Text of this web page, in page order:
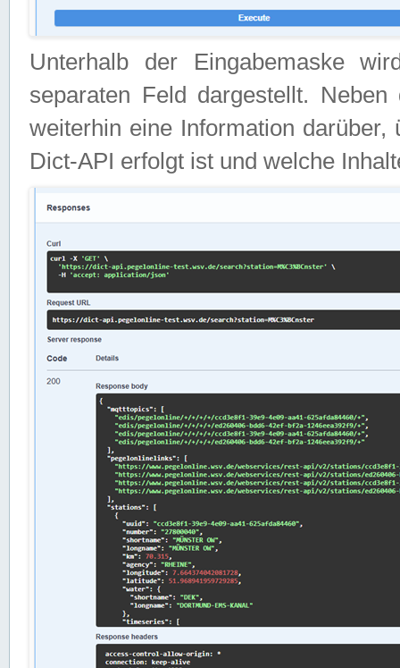
Unterhalb der Eingabemaske
separaten Feld dargestellt.
weiterhin eine Information
Dict-API erfolgt ist und welche